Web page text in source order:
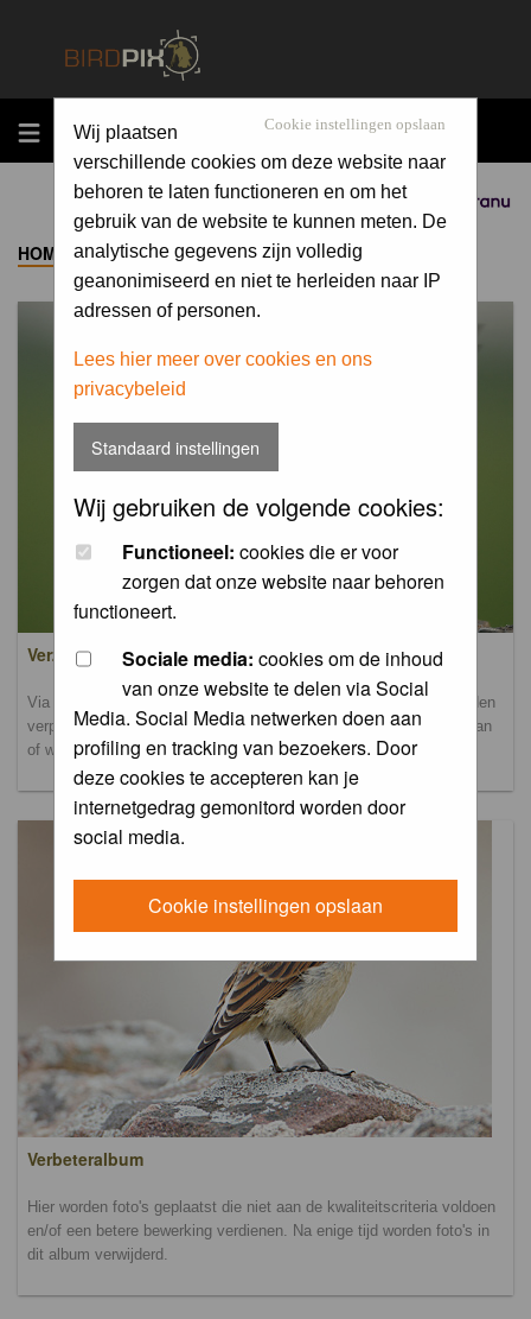
MENU
Sponsored by
Cookie instellingen opslaan
Wij plaatsen
verschillende cookies om deze website naar
behoren te laten functioneren en om het
gebruik van de website te kunnen meten. De
analytische gegevens zijn volledig
geanonimiseerd en niet te herleiden naar IP
adressen of personen.
Lees hier meer over cookies en ons
privacybeleid
Standaard instellingen
Wij gebruiken de volgende cookies:
Functioneel: cookies die er voor
zorgen dat onze website naar behoren
functioneert.
Sociale media: cookies om de inhoud
van onze website te delen via Social
Media. Social Media netwerken doen aan
profiling en tracking van bezoekers. Door
deze cookies te accepteren kan je
internetgedrag gemonitord worden door
social media.
Cookie instellingen opslaan
HOME ->ALBUM
Verzamel- en uploadalbum
Via dit album kun je foto's uploaden. Onderscheidende foto's worden
verplaatst naar de database-albums. Andere foto's blijven hier staan
of worden verplaatst naar het verbeteralbum.
Verbeteralbum
Hier worden foto's geplaatst die niet aan de kwaliteitscriteria voldoen
en/of een betere bewerking verdienen. Na enige tijd worden foto's in
dit album verwijderd.